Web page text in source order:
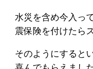
水災を含め今入っ
震保険を付けたら
そのようにすると